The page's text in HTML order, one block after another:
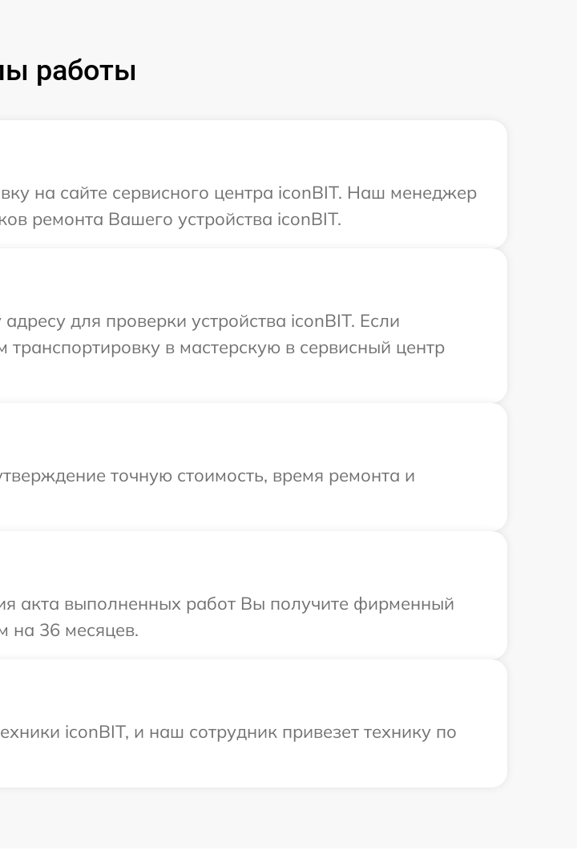
работы
на сайте сервисного центра iconBIT. Наш менеджер
ремонта Вашего устройства iconBIT.
для проверки устройства iconBIT. Если
в мастерскую в сервисный центр
точную стоимость, время ремонта и
акта выполненных работ Вы получите фирменный
на 36 месяцев.
iconBIT, и наш сотрудник привезет технику по